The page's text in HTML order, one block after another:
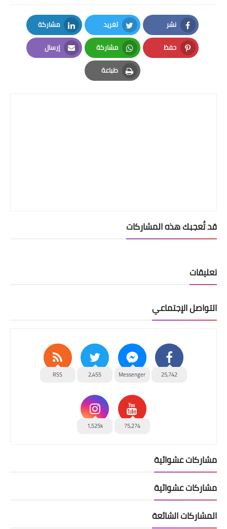
نشر
Facebook
تغريد
Twitter
مشاركة
LinkedIn
حفظ
Pinterest
مشاركة
Whatsapp
إرسال
Email
طباعة
Print
قد تُعجبك هذه المشاركات
تعليقات
التواصل الإجتماعي
25,742
Messenger
2,455
RSS
75,274
1,525k
مشاركات عشوائية
مشاركات عشوائية
المشاركات الشائعة